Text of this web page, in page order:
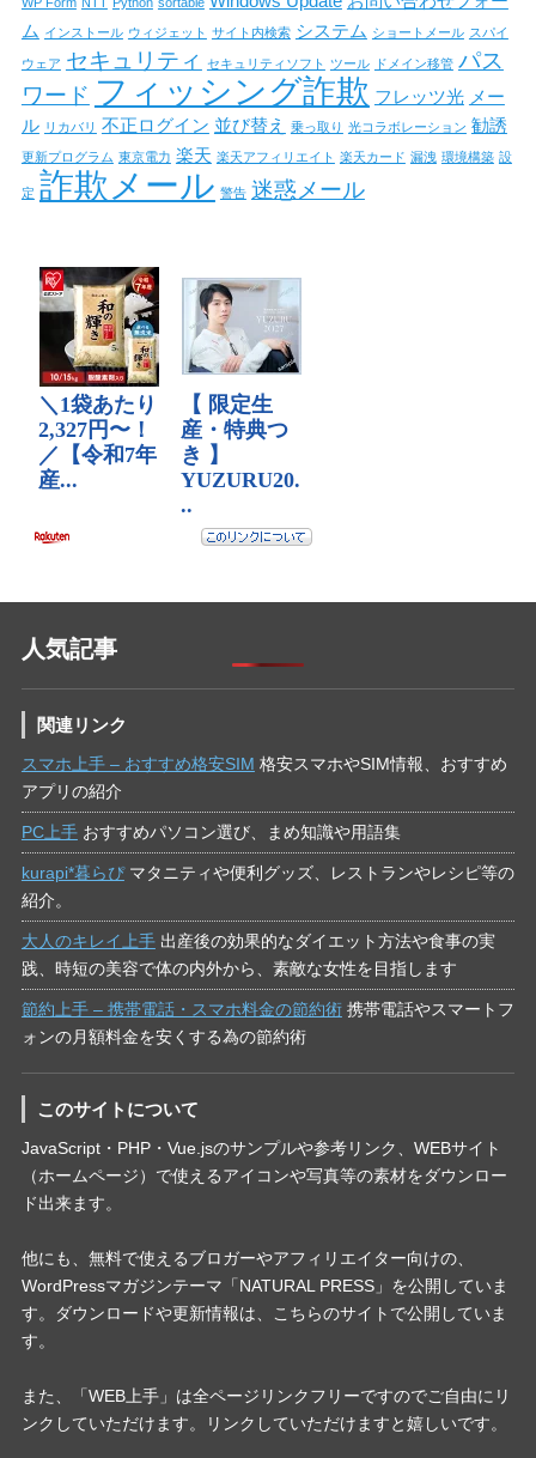
ム インストール ウィジェット サイト内検索 システム ショートメール スパイ
ウェア セキュリティ セキュリティソフト ツール ドメイン移管 パス
ワード フィッシング詐欺 フレッツ光 メー
ル リカバリ 不正ログイン 並び替え 乗っ取り 光コラボレーション 勧誘
更新プログラム 東京電力 楽天 楽天アフィリエイト 楽天カード 漏洩 環境構築 設
定 詐欺メール 警告 迷惑メール
人気記事
関連リンク
スマホ上手 – おすすめ格安SIM 格安スマホやSIM情報、おすすめ
アプリの紹介
PC上手おすすめパソコン選び、まめ知識や用語集
kurapi*暮らぴマタニティや便利グッズ、レストランやレシピ等の
紹介。
大人のキレイ上手出産後の効果的なダイエット方法や食事の実
践、時短の美容で体の内外から、素敵な女性を目指します
節約上手 – 携帯電話・スマホ料金の節約術携帯電話やスマートフ
ォンの月額料金を安くする為の節約術
このサイトについて
JavaScript・PHP・Vue.jsのサンプルや参考リンク、WEBサイト
（ホームページ）で使えるアイコンや写真等の素材をダウンロー
ド出来ます。
他にも、無料で使えるブロガーやアフィリエイター向けの、
WordPressマガジンテーマ「NATURAL PRESS」を公開していま
す。ダウンロードや更新情報は、こちらのサイトで公開していま
す。
また、「WEB上手」は全ページリンクフリーですのでご自由にリ
ンクしていただけます。リンクしていただけますと嬉しいです。